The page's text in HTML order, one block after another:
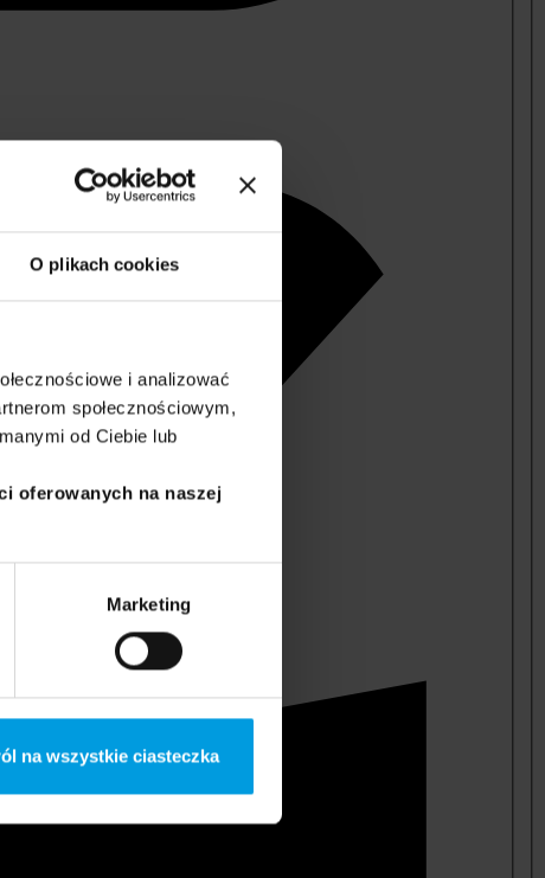
O plikach cookies
i analizować
społecznościowym,
od Ciebie lub
oferowanych na naszej
Marketing
na wszystkie ciasteczka